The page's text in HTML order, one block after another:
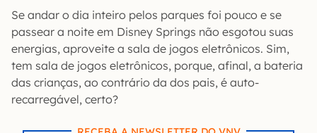
Se andar o dia inteiro pelos parques foi pouco e se
passear a noite em Disney Springs não esgotou suas
energias, aproveite a sala de jogos eletrônicos. Sim,
tem sala de jogos eletrônicos, porque, afinal, a bateria
das crianças, ao contrário da dos pais, é auto-
recarregável, certo?